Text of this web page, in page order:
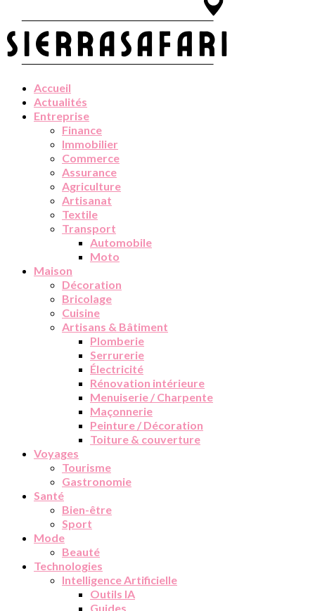
Accueil
Actualités
Entreprise
Finance
Immobilier
Commerce
Assurance
Agriculture
Artisanat
Textile
Transport
Automobile
Moto
Maison
Décoration
Bricolage
Cuisine
Artisans & Bâtiment
Plomberie
Serrurerie
Électricité
Rénovation intérieure
Menuiserie / Charpente
Maçonnerie
Peinture / Décoration
Toiture & couverture
Voyages
Tourisme
Gastronomie
Santé
Bien-être
Sport
Mode
Beauté
Technologies
Intelligence Artificielle
Outils IA
Guides